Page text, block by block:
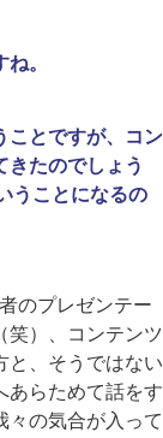
。
とですが、コン
きたのでしょう
うことになるの
のプレゼンテー
笑）、コンテンツ
と、そうではない
あらためて話をす
々の気合が入って